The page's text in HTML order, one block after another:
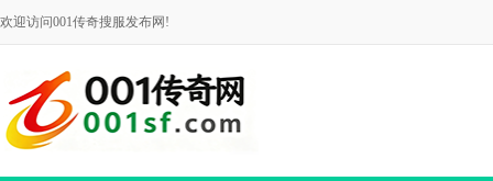
欢迎访问001传奇搜服发布网!